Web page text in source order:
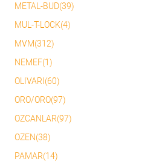
METAL-BUD(39)
MUL-T-LOCK(4)
MVM(312)
NEMEF(1)
OLIVARI(60)
ORO/ORO(97)
OZCANLAR(97)
OZEN(38)
PAMAR(14)